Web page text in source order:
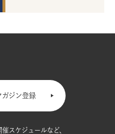
ガジン登録
スケジュールなど、